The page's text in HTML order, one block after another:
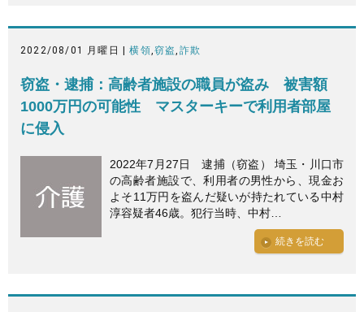
2022/08/01 月曜日 |横領 ,窃盗 詐欺
窃盗・逮捕：高齢者施設の職員が盗み 被害額
1000万円の可能性 マスターキーで利用者部屋
に侵入
2022年7月27日 逮捕（窃盗） 埼玉・川口市
の高齢者施設で、利用者の男性から、現金お
よそ11万円を盗んだ疑いが持たれている中村
淳容疑者46歳。犯行当時、中村…
続きを読む